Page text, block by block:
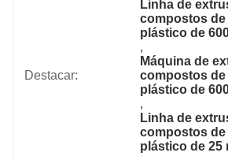
Destacar:
Linha de
compostos de
plástico de
,
Máquina de
compostos de
plástico de
,
Linha de
compostos de
plástico de 25